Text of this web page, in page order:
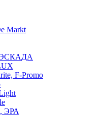
Markt
ЭСКАДА
F-Promo
ЭРА